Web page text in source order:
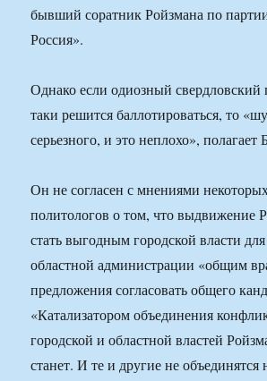
бывший соратник Ройзмана по
Россия».
Однако если одиозный свердловский
таки решится баллотироваться, то
серьезного, и это неплохо», полагает
Он не согласен с мнениями
политологов о том, что выдвижение
стать выгодным городской власти
областной администрации «общим
предложения согласовать общего
«Катализатором объединения
городской и областной властей
станет. И те и другие не объединятся